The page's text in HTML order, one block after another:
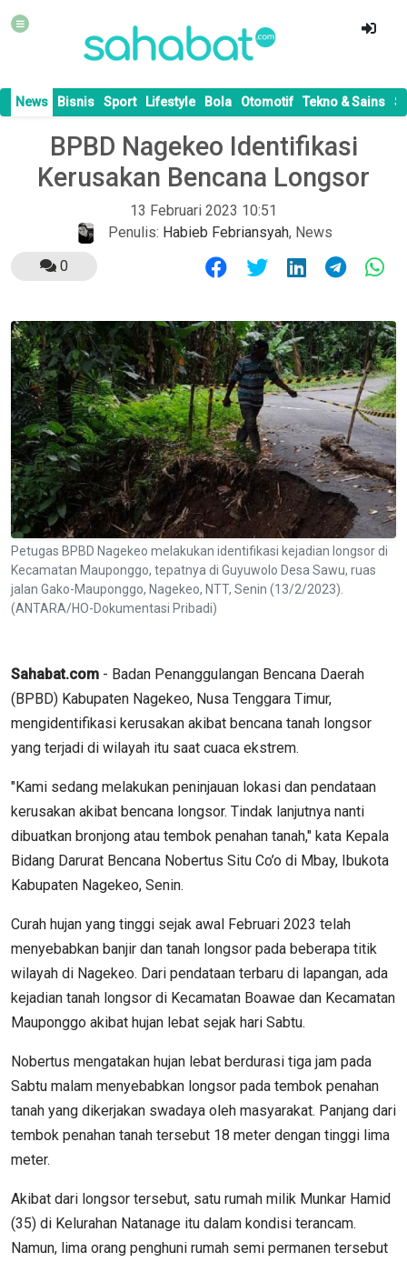
News Bisnis Sport Lifestyle Bola Otomotif Tekno & Sains
BPBD Nagekeo Identifikasi
Kerusakan Bencana Longsor
13 Februari 2023 10:51
Penulis: Habieb Febriansyah, News
0
Petugas BPBD Nagekeo melakukan identifikasi kejadian longsor di
Kecamatan Mauponggo, tepatnya di Guyuwolo Desa Sawu, ruas
jalan Gako-Mauponggo, Nagekeo, NTT, Senin (13/2/2023).
(ANTARA/HO-Dokumentasi Pribadi)
Sahabat.com - Badan Penanggulangan Bencana Daerah
(BPBD) Kabupaten Nagekeo, Nusa Tenggara Timur,
mengidentifikasi kerusakan akibat bencana tanah longsor
yang terjadi di wilayah itu saat cuaca ekstrem.
"Kami sedang melakukan peninjauan lokasi dan pendataan
kerusakan akibat bencana longsor. Tindak lanjutnya nanti
dibuatkan bronjong atau tembok penahan tanah," kata Kepala
Bidang Darurat Bencana Nobertus Situ Co’o di Mbay, Ibukota
Kabupaten Nagekeo, Senin.
Curah hujan yang tinggi sejak awal Februari 2023 telah
menyebabkan banjir dan tanah longsor pada beberapa titik
wilayah di Nagekeo. Dari pendataan terbaru di lapangan, ada
kejadian tanah longsor di Kecamatan Boawae dan Kecamatan
Mauponggo akibat hujan lebat sejak hari Sabtu.
Nobertus mengatakan hujan lebat berdurasi tiga jam pada
Sabtu malam menyebabkan longsor pada tembok penahan
tanah yang dikerjakan swadaya oleh masyarakat. Panjang dari
tembok penahan tanah tersebut 18 meter dengan tinggi lima
meter.
Akibat dari longsor tersebut, satu rumah milik Munkar Hamid
(35) di Kelurahan Natanage itu dalam kondisi terancam.
Namun, lima orang penghuni rumah semi permanen tersebut